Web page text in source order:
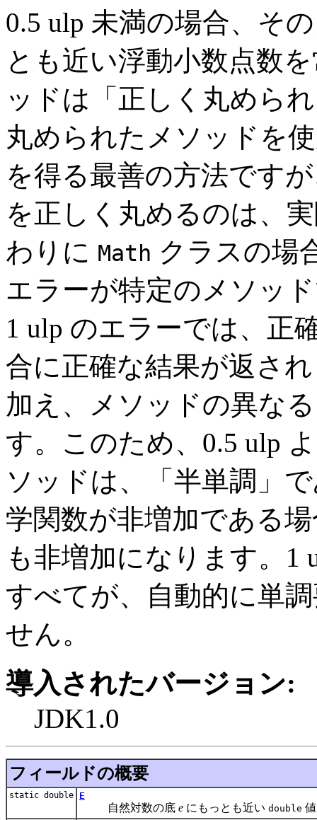
0.5 ulp 未満の場合、そ
とも近い浮動小数点数
ッドは「正しく丸めら
丸められたメソッドを
を得る最善の方法です
を正しく丸めるのは、
わりに Math クラスの場
エラーが特定のメソッ
1 ulp のエラーでは、正
合に正確な結果が返さ
加え、メソッドの異な
す。このため、0.5 ulp
ソッドは、「半単調」
学関数が非増加である
も非増加になります。1
すべてが、自動的に単
せん。
導入されたバージョン:
JDK1.0
フィールドの概要
static double E
自然対数の底 e にもっとも近い double